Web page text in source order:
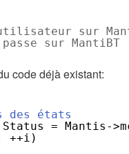
sur
sur MantiBT
code déjà existant:
des états
= Mantis-
++i)